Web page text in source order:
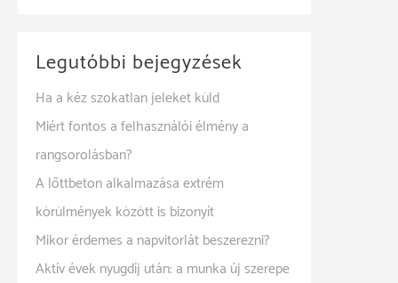
Legutóbbi bejegyzések
Ha a kéz szokatlan jeleket küld
Miért fontos a felhasználói élmény a
rangsorolásban?
A lőttbeton alkalmazása extrém
körülmények között is bizonyít
Mikor érdemes a napvitorlát beszerezni?
Aktív évek nyugdíj után: a munka új szerepe